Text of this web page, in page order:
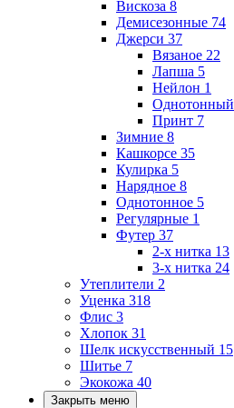
Вискоза 8
Демисезонные 74
Джерси 37
Вязаное 22
Лапша 5
Нейлон 1
Однотонный
Принт 7
Зимние 8
Кашкорсе 35
Кулирка 5
Нарядное 8
Однотонное 5
Регулярные 1
Футер 37
2-х нитка 13
3-х нитка 24
Утеплители 2
Уценка 318
Флис 3
Хлопок 31
Шелк искусственный 15
Шитье 7
Экокожа 40
Закрыть меню